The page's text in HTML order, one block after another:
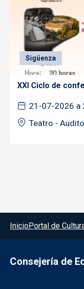
Sigüenza
XXI Ciclo de
21-07-2026 a
Teatro -
Menú del pie
InicioPortal de
Consejería de